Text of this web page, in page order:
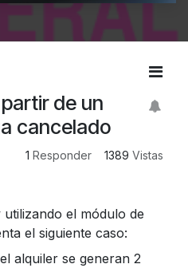
de un
cancelado
1 Responder 1389 Vistas
el módulo de
el siguiente caso:
alquiler se generan 2